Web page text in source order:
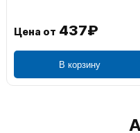
Цена от 437₽
В корзину